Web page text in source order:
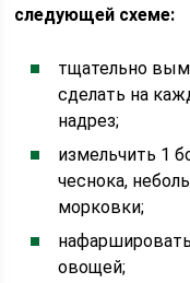
следующей схеме:
тщательно
сделать на
надрез;
измельчить 1
чеснока,
морковки;
овощей;